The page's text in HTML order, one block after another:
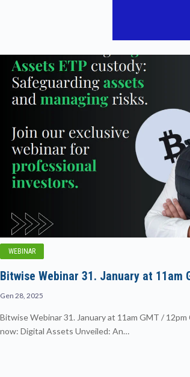
WEBINAR
Bitwise Webinar 31. January at 11am
Gen 28, 2025
Bitwise Webinar 31. January at 11am GMT /
now: Digital Assets Unveiled: An…